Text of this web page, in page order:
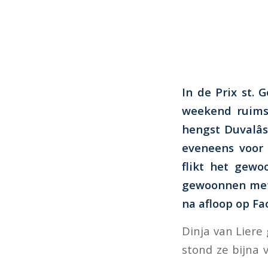
In de Prix st.
weekend
hengst
eveneens
flikt het
gewoonnen
na afloop op
Dinja van
stond ze bijna